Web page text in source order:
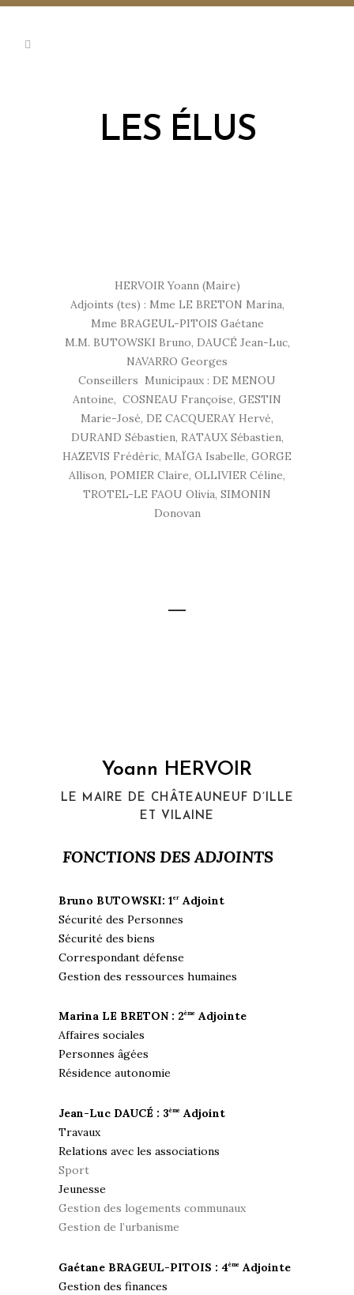
LES ÉLUS
HERVOIR Yoann (Maire)
Adjoints (tes) : Mme LE BRETON Marina,
Mme BRAGEUL-PITOIS Gaétane
M.M. BUTOWSKI Bruno, DAUCÉ Jean-Luc,
NAVARRO Georges
Conseillers Municipaux : DE MENOU
Antoine, COSNEAU Françoise, GESTIN
Marie-José, DE CACQUERAY Hervé,
DURAND Sébastien, RATAUX Sébastien,
HAZEVIS Frédéric, MAÏGA Isabelle, GORGE
Allison, POMIER Claire, OLLIVIER Céline,
TROTEL-LE FAOU Olivia, SIMONIN
Donovan
Yoann HERVOIR
LE MAIRE DE CHÂTEAUNEUF D’ILLE
ET VILAINE
FONCTIONS DES ADJOINTS
Bruno BUTOWSKI: 1er Adjoint
Sécurité des Personnes
Sécurité des biens
Correspondant défense
Gestion des ressources humaines
Marina LE BRETON : 2ème Adjointe
Affaires sociales
Personnes âgées
Résidence autonomie
Jean-Luc DAUCÉ : 3ème Adjoint
Travaux
Relations avec les associations
Sport
Jeunesse
Gestion des logements communaux
Gestion de l’urbanisme
Gaétane BRAGEUL-PITOIS : 4ème Adjointe
Gestion des finances